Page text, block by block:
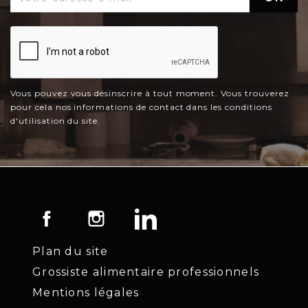
Vous pouvez vous désinscrire à tout moment. Vous trouverez
pour cela nos informations de contact dans les conditions
d'utilisation du site.
Facebook Instagram
Plan du site
Grossiste alimentaire professionnels
Mentions légales